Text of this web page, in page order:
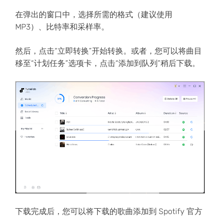
在弹出的窗口中，选择所需的格式（建议使用
MP3）、比特率和采样率。
然后，点击“立即转换”开始转换。或者，您可以将曲目
移至“计划任务”选项卡，点击“添加到队列”稍后下载。
下载完成后，您可以将下载的歌曲添加到 Spotify 官方